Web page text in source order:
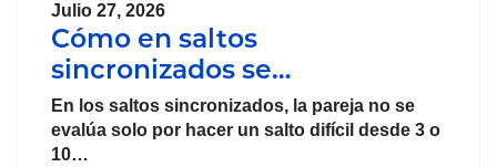
Julio 27, 2026
Cómo en saltos
sincronizados se…
En los saltos sincronizados, la pareja no se
evalúa solo por hacer un salto difícil desde 3 o
10…